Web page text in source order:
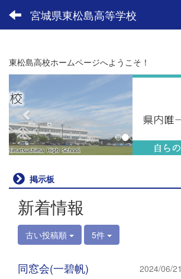
宮城県東松島高等学校
東松島高校ホームページへようこそ！
p
e
v
i
u
s
掲示板
新着情報
古い投稿順 5件
同窓会(一碧帆) 2024/06/21